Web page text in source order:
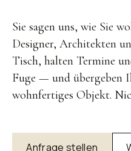
Sie sagen uns, wie Sie
Designer, Architekten
Tisch, halten Termine
Fuge — und übergeben
wohnfertiges Objekt.
Anfrage stellen